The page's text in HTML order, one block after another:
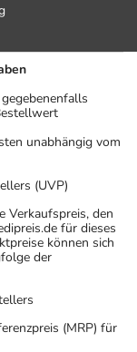
unabhängig vom
(UVP)
Verkaufspreis, den
für dieses
können sich
der
(MRP) für